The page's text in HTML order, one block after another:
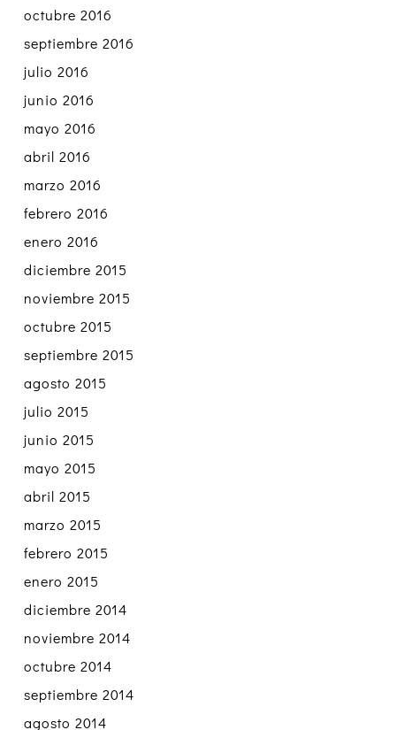
octubre 2016
septiembre 2016
julio 2016
junio 2016
mayo 2016
abril 2016
marzo 2016
febrero 2016
enero 2016
diciembre 2015
noviembre 2015
octubre 2015
septiembre 2015
agosto 2015
julio 2015
junio 2015
mayo 2015
abril 2015
marzo 2015
febrero 2015
enero 2015
diciembre 2014
noviembre 2014
octubre 2014
septiembre 2014
agosto 2014